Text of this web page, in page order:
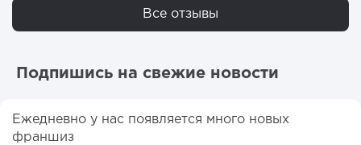
Все отзывы
Подпишись на свежие новости
Ежедневно у нас появляется много новых
франшиз